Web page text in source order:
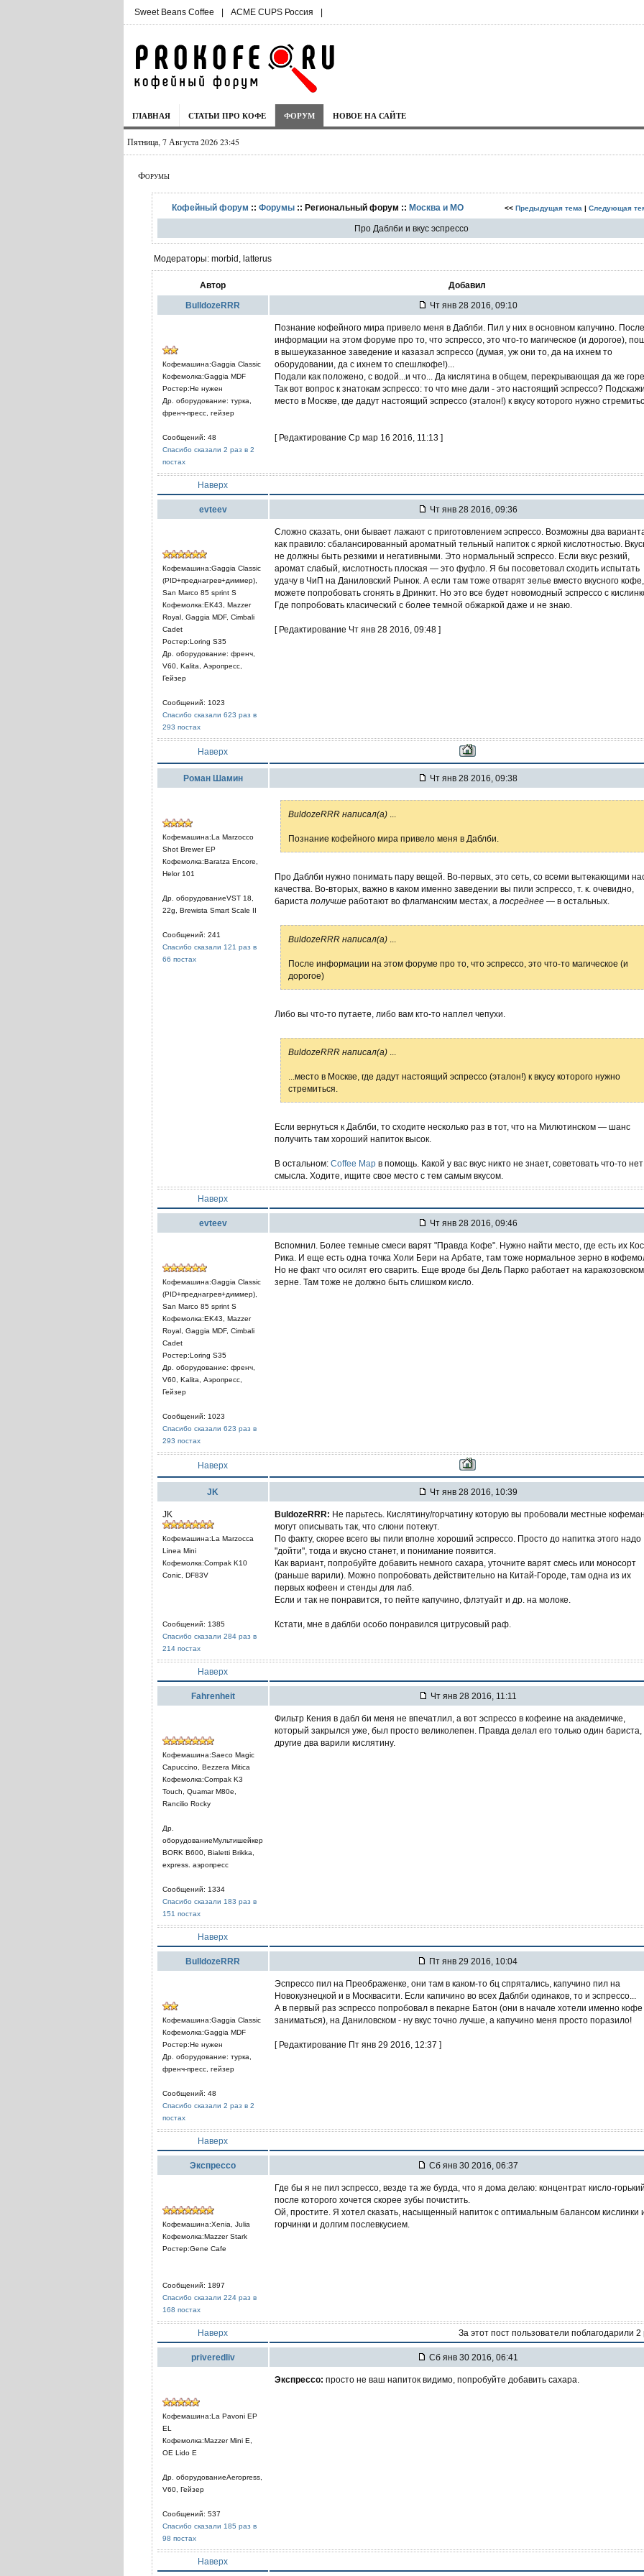
Sweet Beans Coffee | ACME CUPS Россия |
ГЛАВНАЯ СТАТЬИ ПРО КОФЕ ФОРУМ НОВОЕ НА САЙТЕ
Пятница, 7 Августа 2026 23:45
Форумы
Кофейный форум :: Форумы:: Региональный форум :: Москва и МО << Предыдущая тема | Следующая
Про Даблби и вкус эспрессо
Модераторы: morbid, latterus
Автор Добавил
BulldozeRRR Чт янв 28 2016, 09:10
Кофемашина:Gaggia Classic
Кофемолка:Gaggia MDF
Ростер:Не нужен
Др. оборудование: турка,
френч-пресс, гейзер
Сообщений: 48
Спасибо сказали 2 раз в 2
постах
Познание кофейного мира привело меня в Даблби. Пил у них в основном капучино. После
информации на этом форуме про то, что эспрессо, это что-то магическое (и дорогое),
в вышеуказанное заведение и казазал эспрессо (думая, уж они то, да на ихнем то
оборудовании, да с ихнем то спешлкофе!)...
Подали как положено, с водой...и что... Да кислятина в общем, перекрывающая да же
Так вот вопрос к знатокам эспрессо: то что мне дали - это настоящий эспрессо?
место в Москве, где дадут настоящий эспрессо (эталон!) к вкусу которого нужно
[ Редактирование Ср мар 16 2016, 11:13 ]
Наверх
evteev Чт янв 28 2016, 09:36
Кофемашина:Gaggia Classic
(PID+преднагрев+диммер),
San Marco 85 sprint S
Кофемолка:EK43, Mazzer
Royal, Gaggia MDF, Cimbali
Cadet
Ростер:Loring S35
Др. оборудование: френч,
V60, Kalita, Аэропресс,
Гейзер
Сообщений: 1023
Спасибо сказали 623 раз в
293 постах
Сложно сказать, они бывает лажают с приготовлением эспрессо. Возможны два
как правило: сбалансированный ароматный тельный напиток с яркой кислотностью.
не должны быть резкими и негативными. Это нормальный эспрессо. Если вкус резкий,
аромат слабый, кислотность плоская — это фуфло. Я бы посоветовал сходить испытать
удачу в ЧиП на Даниловский Рынок. А если там тоже отварят зелье вместо вкусного кофе,
можете попробовать сгонять в Дринкит. Но это все будет новомодный эспрессо с
Где попробовать класический с более темной обжаркой даже и не знаю.
[ Редактирование Чт янв 28 2016, 09:48 ]
Наверх
Роман Шамин Чт янв 28 2016, 09:38
Кофемашина:La Marzocco
Shot Brewer EP
Кофемолка:Baratza Encore,
Helor 101
Др. оборудованиеVST 18,
22g, Brewista Smart Scale II
Сообщений: 241
Спасибо сказали 121 раз в
66 постах
BuldozeRRR написал(а)
Познание кофейного мира привело меня в Даблби.
Про Даблби нужно понимать пару вещей. Во-первых, это сеть, со всеми вытекающими
качества. Во-вторых, важно в каком именно заведении вы пили эспрессо, т. к. очевидно,
бариста получше работают во флагманским местах, а посреднее — в остальных.
BuldozeRRR написал(а)
После информации на этом форуме про то, что эспрессо, это что-то магическое (и
дорогое)
Либо вы что-то путаете, либо вам кто-то наплел чепухи.
BuldozeRRR написал(а)
...место в Москве, где дадут настоящий эспрессо (эталон!) к вкусу которого нужно
стремиться.
Если вернуться к Даблби, то сходите несколько раз в тот, что на Милютинском — шанс
получить там хороший напиток высок.
В остальном: Coffee Map в помощь. Какой у вас вкус никто не знает, советовать что-то нет
смысла. Ходите, ищите свое место с тем самым вкусом.
Наверх
evteev Чт янв 28 2016, 09:46
Кофемашина:Gaggia Classic
(PID+преднагрев+диммер),
San Marco 85 sprint S
Кофемолка:EK43, Mazzer
Royal, Gaggia MDF, Cimbali
Cadet
Ростер:Loring S35
Др. оборудование: френч,
V60, Kalita, Аэропресс,
Гейзер
Сообщений: 1023
Спасибо сказали 623 раз в
293 постах
Вспомнил. Более темные смеси варят "Правда Кофе". Нужно найти место, где есть их
Рика. И еще есть одна точка Холи Бери на Арбате, там тоже нормальное зерно в
Но не факт что осилят его сварить. Еще вроде бы Дель Парко работает на каракозовском
зерне. Там тоже не должно быть слишком кисло.
Наверх
JK Чт янв 28 2016, 10:39
JK
Кофемашина:La Marzocca
Linea Mini
Кофемолка:Compak K10
Conic, DF83V
Сообщений: 1385
Спасибо сказали 284 раз в
214 постах
BuldozeRRR: Не парьтесь. Кислятину/горчатину которую вы пробовали местные
могут описывать так, что слюни потекут.
По факту, скорее всего вы пили вполне хороший эспрессо. Просто до напитка этого надо
"дойти", тогда и вкусно станет, и понимание появится.
Как вариант, попробуйте добавить немного сахара, уточните варят смесь или моносорт
(раньше варили). Можно попробовать действительно на Китай-Городе, там одна из их
первых кофеен и стенды для лаб.
Если и так не понравится, то пейте капучино, флэтуайт и др. на молоке.
Кстати, мне в даблби особо понравился цитрусовый раф.
Наверх
Fahrenheit Чт янв 28 2016, 11:11
Кофемашина:Saeco Magic
Capuccino, Bezzera Mitica
Кофемолка:Compak K3
Touch, Quamar M80e,
Rancilio Rocky
Др.
оборудованиеМультишейкер
BORK B600, Bialetti Brikka,
express. аэропресс
Сообщений: 1334
Спасибо сказали 183 раз в
151 постах
Фильтр Кения в дабл би меня не впечатлил, а вот эспрессо в кофеине на академичке,
который закрылся уже, был просто великолепен. Правда делал его только один бариста,
другие два варили кислятину.
Наверх
BulldozeRRR Пт янв 29 2016, 10:04
Кофемашина:Gaggia Classic
Кофемолка:Gaggia MDF
Ростер:Не нужен
Др. оборудование: турка,
френч-пресс, гейзер
Сообщений: 48
Спасибо сказали 2 раз в 2
постах
Эспрессо пил на Преображенке, они там в каком-то бц спрятались, капучино пил на
Новокузнецкой и в Москвасити. Если капичино во всех Даблби одинаков, то и эспрессо...
А в первый раз эспрессо попробовал в пекарне Батон (они в начале хотели именно кофе
заниматься), на Даниловском - ну вкус точно лучше, а капучино меня просто поразило!
[ Редактирование Пт янв 29 2016, 12:37 ]
Наверх
Экспрессо Сб янв 30 2016, 06:37
Кофемашина:Xenia, Julia
Кофемолка:Mazzer Stark
Ростер:Gene Cafe
Сообщений: 1897
Спасибо сказали 224 раз в
168 постах
Где бы я не пил эспрессо, везде та же бурда, что я дома делаю: концентрат кисло-
после которого хочется скорее зубы почистить.
Ой, простите. Я хотел сказать, насыщенный напиток с оптимальным балансом кислинки
горчинки и долгим послевкусием.
Наверх За этот пост пользователи поблагодарили 2
priveredliv Сб янв 30 2016, 06:41
Кофемашина:La Pavoni EP
EL
Кофемолка:Mazzer Mini E,
OE Lido E
Др. оборудованиеAeropress,
V60, Гейзер
Сообщений: 537
Спасибо сказали 185 раз в
98 постах
Экспрессо: просто не ваш напиток видимо, попробуйте добавить сахара.
Наверх